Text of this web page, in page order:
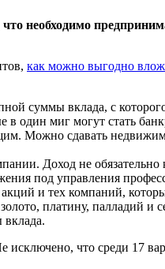
необходимо
как можно выгодно
суммы вклада, с
в один миг могут стать
Можно сдавать
Доход не
под управления
и тех компаний,
платину, палладий и
исключено, что среди 17